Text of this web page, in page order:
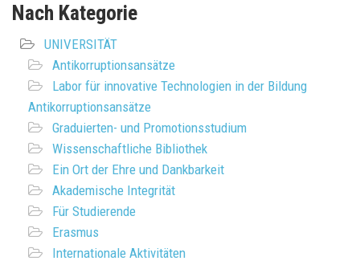
Nach Kategorie
UNIVERSITÄT
Antikorruptionsansätze
Labor für innovative Technologien in der Bildung
Antikorruptionsansätze
Graduierten- und Promotionsstudium
Wissenschaftliche Bibliothek
Ein Ort der Ehre und Dankbarkeit
Akademische Integrität
Für Studierende
Erasmus
Internationale Aktivitäten